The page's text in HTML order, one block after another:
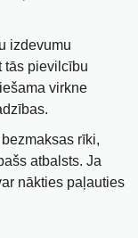
izdevumu
tās pievilcību
virkne
rīki,
atbalsts. Ja
nākties paļauties